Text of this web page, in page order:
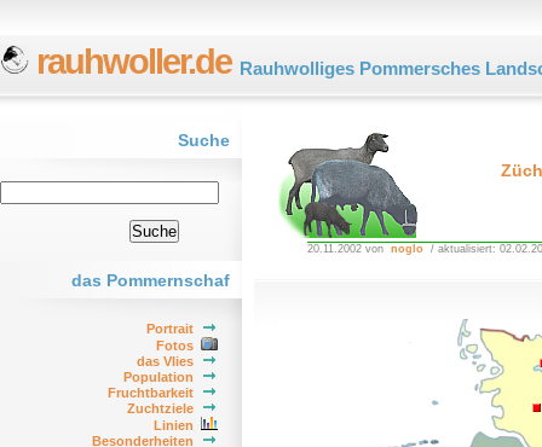
rauhwoller.de Rauhwolliges Pommersches
Suche
das Pommernschaf
Portrait
Fotos
das Vlies
Population
Fruchtbarkeit
Zuchtziele
Linien
Besonderheiten
20.11.2002 von noglo / aktualisiert: